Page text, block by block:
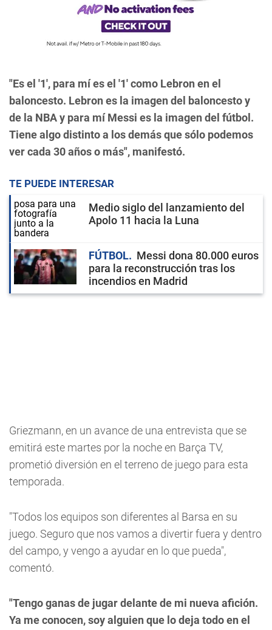
"Es el '1', para mí es el '1' como Lebron en el
baloncesto. Lebron es la imagen del baloncesto y
de la NBA y para mí Messi es la imagen del fútbol.
Tiene algo distinto a los demás que sólo podemos
ver cada 30 años o más", manifestó.
TE PUEDE INTERESAR
Medio siglo del lanzamiento del
Apolo 11 hacia la Luna
FÚTBOL
Messi dona 80.000 euros
para la reconstrucción tras los
incendios en Madrid
Griezmann, en un avance de una entrevista que se
emitirá este martes por la noche en Barça TV,
prometió diversión en el terreno de juego para esta
temporada.
"Todos los equipos son diferentes al Barsa en su
juego. Seguro que nos vamos a divertir fuera y dentro
del campo, y vengo a ayudar en lo que pueda",
comentó.
"Tengo ganas de jugar delante de mi nueva afición.
Ya me conocen, soy alguien que lo deja todo en el